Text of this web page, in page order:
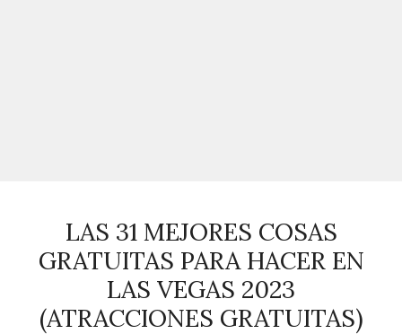
LAS 31 MEJORES COSAS
GRATUITAS PARA HACER EN
LAS VEGAS 2023
(ATRACCIONES GRATUITAS)